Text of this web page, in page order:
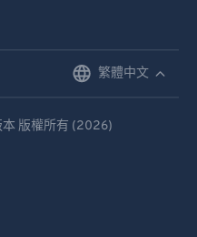
繁體中文
版權所有 (2026)